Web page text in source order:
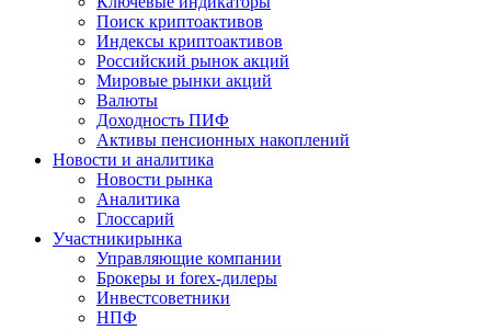
Поиск криптоактивов
Индексы криптоактивов
Российский рынок акций
Мировые рынки акций
Валюты
Доходность ПИФ
Активы пенсионных накоплений
Новости и аналитика
Новости рынка
Аналитика
Глоссарий
Участникирынка
Управляющие компании
Брокеры и forex-дилеры
Инвестсоветники
НПФ